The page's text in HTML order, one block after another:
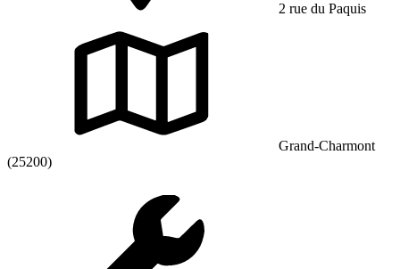
2 rue du Paquis
Grand-Charmont
(25200)